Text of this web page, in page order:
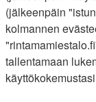
(jälkeenpäin
kolmannen
tallentamaan